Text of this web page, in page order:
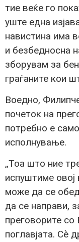
тие веќе го
уште една
навистина има
и безбедносна
зборувам за
граѓаните кои
Воедно,
почеток на
потребно е
исполнување.
„Тоа што ние
испуштиме овој
може да се
да се направи,
преговорите
поглавјата. Сè